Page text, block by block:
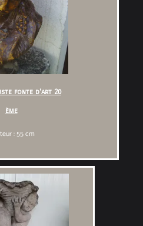
fonte d'art 20
ème
: 55 cm